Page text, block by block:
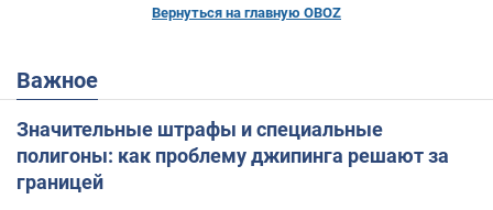
Вернуться на главную OBOZ
Важное
Значительные штрафы и специальные
полигоны: как проблему джипинга решают за
границей